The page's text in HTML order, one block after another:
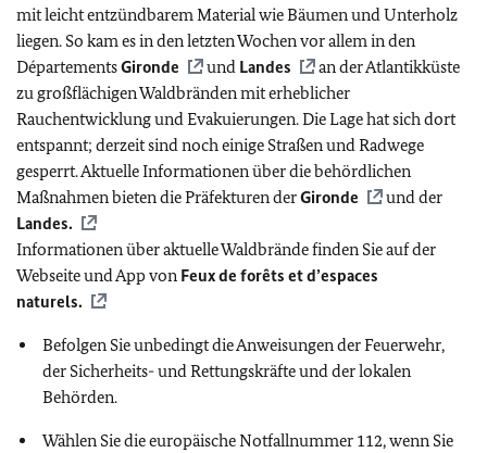
mit leicht entzündbarem Material wie Bäumen und Unterholz
liegen. So kam es in den letzten Wochen vor allem in den
DépartementsGironde und Landes
an der Atlantikküste
zu großflächigen Waldbränden mit erheblicher
Rauchentwicklung und Evakuierungen. Die Lage hat sich dort
entspannt; derzeit sind noch einige Straßen und Radwege
gesperrt. Aktuelle Informationen über die behördlichen
Maßnahmen bieten die Präfekturen derGironde
und der
Landes.
Informationen über aktuelle Waldbrände finden Sie auf der
Webseite und App von Feux de forêts et d’espaces
naturels.
Befolgen Sie unbedingt die Anweisungen der Feuerwehr,
der Sicherheits- und Rettungskräfte und der lokalen
Behörden.
Wählen Sie die europäische Notfallnummer 112, wenn Sie